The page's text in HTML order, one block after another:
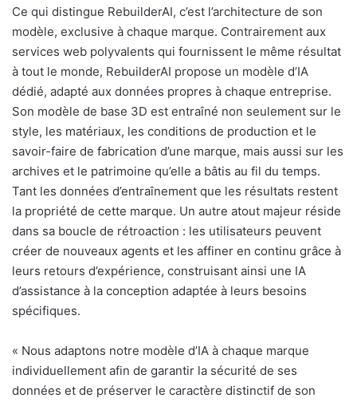
Ce qui distingue RebuilderAI, c’est l’architecture de son
modèle, exclusive à chaque marque. Contrairement aux
services web polyvalents qui fournissent le même résultat
à tout le monde, RebuilderAI propose un modèle d’IA
dédié, adapté aux données propres à chaque entreprise.
Son modèle de base 3D est entraîné non seulement sur le
style, les matériaux, les conditions de production et le
savoir-faire de fabrication d’une marque, mais aussi sur les
archives et le patrimoine qu’elle a bâtis au fil du temps.
Tant les données d’entraînement que les résultats restent
la propriété de cette marque. Un autre atout majeur réside
dans sa boucle de rétroaction : les utilisateurs peuvent
créer de nouveaux agents et les affiner en continu grâce à
leurs retours d’expérience, construisant ainsi une IA
d’assistance à la conception adaptée à leurs besoins
spécifiques.
« Nous adaptons notre modèle d’IA à chaque marque
individuellement afin de garantir la sécurité de ses
données et de préserver le caractère distinctif de son